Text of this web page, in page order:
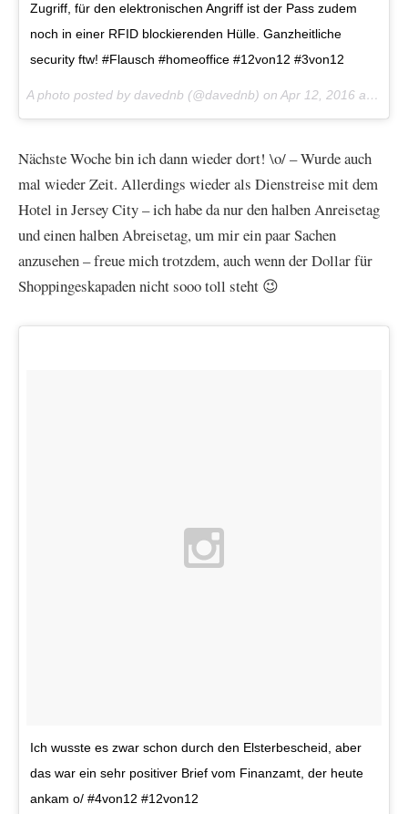
Zugriff, für den elektronischen Angriff ist der Pass zudem
noch in einer RFID blockierenden Hülle. Ganzheitliche
security ftw! #Flausch #homeoffice #12von12 #3von12
A photo posted by davednb (@davednb) on Apr 12, 2016 at 2:04am PDT
Nächste Woche bin ich dann wieder dort! \o/ – Wurde auch
mal wieder Zeit. Allerdings wieder als Dienstreise mit dem
Hotel in Jersey City – ich habe da nur den halben Anreisetag
und einen halben Abreisetag, um mir ein paar Sachen
anzusehen – freue mich trotzdem, auch wenn der Dollar für
Shoppingeskapaden nicht sooo toll steht 😉
Ich wusste es zwar schon durch den Elsterbescheid, aber
das war ein sehr positiver Brief vom Finanzamt, der heute
ankam o/ #4von12 #12von12